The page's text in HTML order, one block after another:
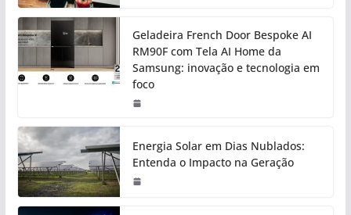
Geladeira French Door Bespoke AI
RM90F com Tela AI Home da
Samsung: inovação e tecnologia em
foco
Energia Solar em Dias Nublados:
Entenda o Impacto na Geração